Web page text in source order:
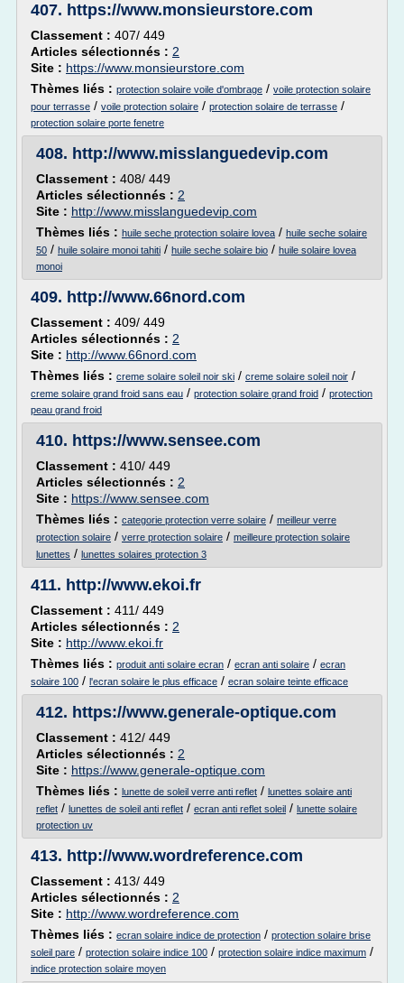
407. https://www.monsieurstore.com
Classement : 407/ 449
Articles sélectionnés : 2
Site : https://www.monsieurstore.com
Thèmes liés : protection solaire voile d'ombrage / voile protection solaire
pour terrasse / voile protection solaire / protection solaire de terrasse /
protection solaire porte fenetre
408. http://www.misslanguedevip.com
Classement : 408/ 449
Articles sélectionnés : 2
Site : http://www.misslanguedevip.com
Thèmes liés : huile seche protection solaire lovea / huile seche solaire
50 / huile solaire monoi tahiti / huile seche solaire bio / huile solaire lovea
monoi
409. http://www.66nord.com
Classement : 409/ 449
Articles sélectionnés : 2
Site : http://www.66nord.com
Thèmes liés : creme solaire soleil noir ski / creme solaire soleil noir /
creme solaire grand froid sans eau / protection solaire grand froid / protection
peau grand froid
410. https://www.sensee.com
Classement : 410/ 449
Articles sélectionnés : 2
Site : https://www.sensee.com
Thèmes liés : categorie protection verre solaire / meilleur verre
protection solaire / verre protection solaire / meilleure protection solaire
lunettes / lunettes solaires protection 3
411. http://www.ekoi.fr
Classement : 411/ 449
Articles sélectionnés : 2
Site : http://www.ekoi.fr
Thèmes liés : produit anti solaire ecran / ecran anti solaire / ecran
solaire 100 / l'ecran solaire le plus efficace / ecran solaire teinte efficace
412. https://www.generale-optique.com
Classement : 412/ 449
Articles sélectionnés : 2
Site : https://www.generale-optique.com
Thèmes liés : lunette de soleil verre anti reflet / lunettes solaire anti
reflet / lunettes de soleil anti reflet / ecran anti reflet soleil / lunette solaire
protection uv
413. http://www.wordreference.com
Classement : 413/ 449
Articles sélectionnés : 2
Site : http://www.wordreference.com
Thèmes liés : ecran solaire indice de protection / protection solaire brise
soleil pare / protection solaire indice 100 / protection solaire indice maximum /
indice protection solaire moyen